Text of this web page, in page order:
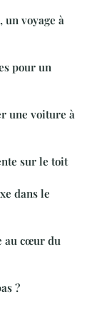
voyage à
pour un
une voiture à
sur le toit
dans le
au cœur du
?